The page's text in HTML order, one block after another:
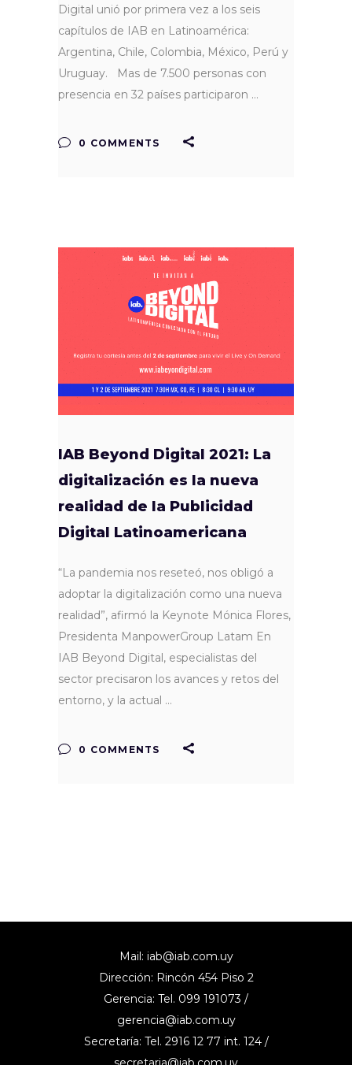
Digital unió por primera vez a los seis
capítulos de IAB en Latinoamérica:
Argentina, Chile, Colombia, México, Perú y
Uruguay. Mas de 7.500 personas con
presencia en 32 países participaron
0 COMMENTS
IAB Beyond Digital 2021: La
digitalización es la nueva
realidad de la Publicidad
Digital Latinoamericana
“La pandemia nos reseteó, nos obligó a
adoptar la digitalización como una nueva
realidad”, afirmó la Keynote Mónica Flores,
Presidenta ManpowerGroup Latam En
IAB Beyond Digital, especialistas del
sector precisaron los avances y retos del
entorno, y la actual
0 COMMENTS
Mail: iab@iab.com.uy
Dirección: Rincón 454 Piso 2
Gerencia: Tel. 099 191073 /
gerencia@iab.com.uy
Secretaría: Tel. 2916 12 77 int. 124 /